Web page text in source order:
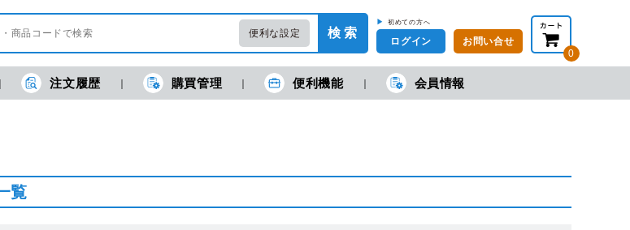
便利な設定 検 索
▶ 初めての方へ
ログイン
お問い合せ
0
現在の金額合計： 円 (税抜) 円(税込)
注文履歴 購買管理 便利機能 会員情報
覧